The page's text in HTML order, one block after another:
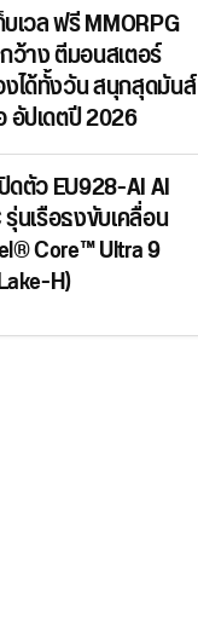
บเวล ฟรี MMORPG
ว้าง ตีมอนสเตอร์
ได้ทั้งวัน สนุกสุดมันส์
ปเดตปี 2026
ดตัว EU928-AI AI
นเรือธงขับเคลื่อน
Core™ Ultra 9
H)